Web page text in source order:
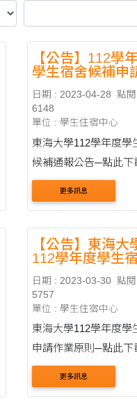
【公告】112學
學生宿舍候補申
日期 : 2023-04-28
點
6148
單位 : 學生住宿中心
東海大學112學年度學
候補通報公告─點此下
檔
更多訊息
【公告】東海大
112學年度學生
日期 : 2023-03-30 點
5757
單位 : 學生住宿中心
東海大學112學年度學
申請作業原則─點此下
檔
更多訊息